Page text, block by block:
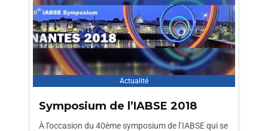
Actualité
Symposium de l’IABSE 2018
À l’occasion du 40ème symposium de l’IABSE qui se